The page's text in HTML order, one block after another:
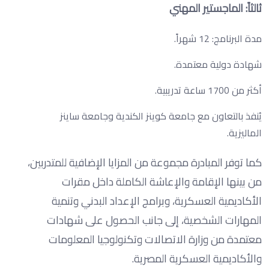
ثالثاً: الماجستير المهني
مدة البرنامج: 12 شهراً.
شهادة دولية معتمدة.
أكثر من 1700 ساعة تدريبية.
يُنفذ بالتعاون مع جامعة كوينز الكندية وجامعة ساينز
الماليزية.
كما توفر المبادرة مجموعة من المزايا الإضافية للمتدربين،
من بينها الإقامة والإعاشة الكاملة داخل مقرات
الأكاديمية العسكرية، وبرامج الإعداد البدني وتنمية
المهارات الشخصية، إلى جانب الحصول على شهادات
معتمدة من وزارة الاتصالات وتكنولوجيا المعلومات
والأكاديمية العسكرية المصرية.